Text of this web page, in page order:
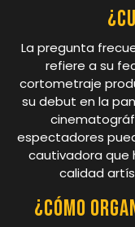
La pregunta
refiere a su
cortometraje
su debut en la
espectadores
cautivadora que
calidad
¿Cómo